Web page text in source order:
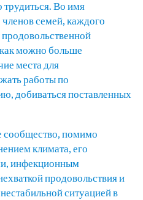
трудиться. Во имя
семей, каждого
можно больше
места для
работы по
добиваться поставленных
сообщество, помимо
климата, его
инфекционным
продовольствия и
ситуацией в